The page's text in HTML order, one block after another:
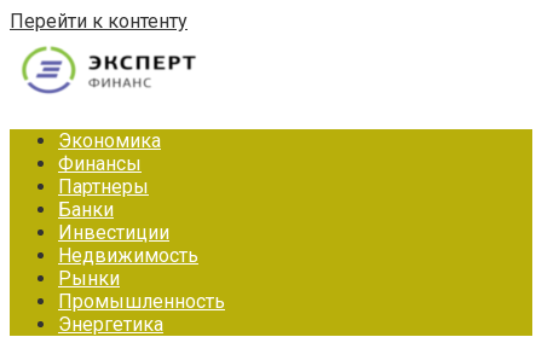
Перейти к контенту
Экономика
Финансы
Партнеры
Банки
Инвестиции
Недвижимость
Рынки
Промышленность
Энергетика